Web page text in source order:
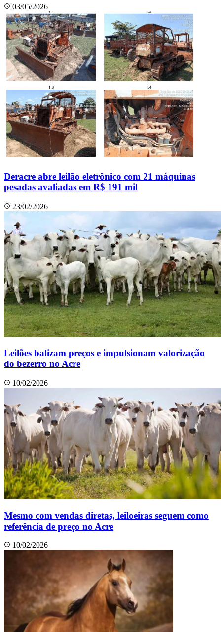
03/05/2026
Deracre abre leilão eletrônico com 21 máquinas
pesadas avaliadas em R$ 191 mil
23/02/2026
Leilões balizam preços e impulsionam valorização
do bezerro no Acre
10/02/2026
Mesmo com vendas diretas, leiloeiras seguem como
referência de preço no Acre
10/02/2026